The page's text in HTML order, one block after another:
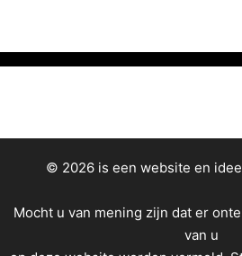
© 2026 is een website en
Mocht u van mening zijn dat er
van u